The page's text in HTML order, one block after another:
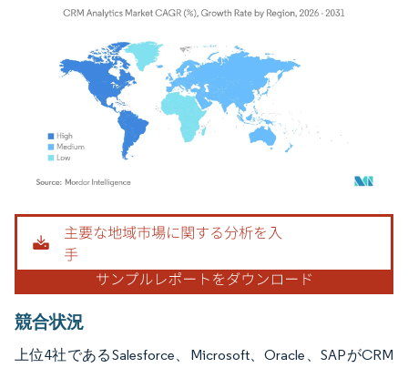
画像 © Mordor Intelligence。再利用にはCC BY 4.0の表示が必要です。
競合状況
上位4社であるSalesforce、Microsoft、Oracle、SAPがCRM